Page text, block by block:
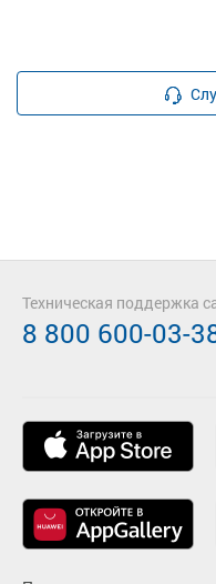
Техническая поддержка
8 800 600-03-